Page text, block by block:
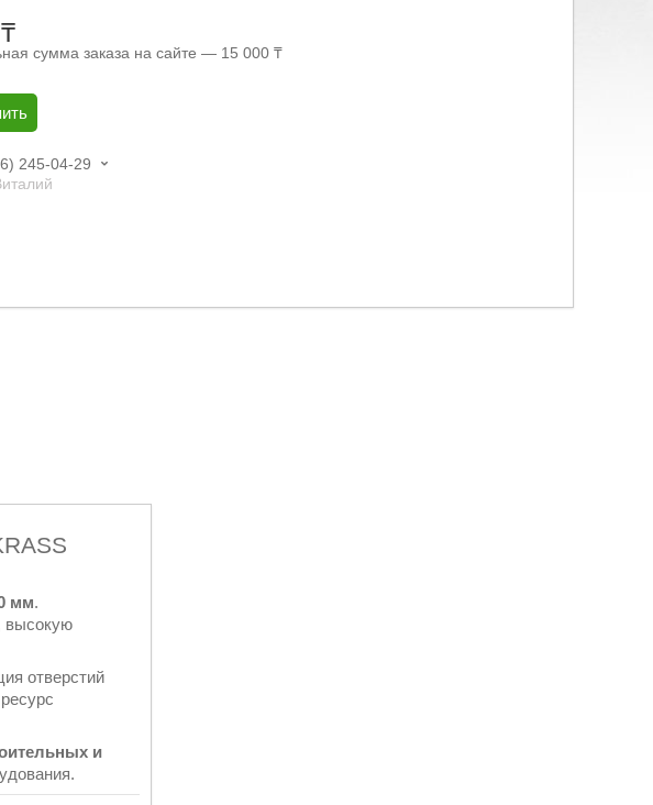
сумма заказа на сайте — 15 000 ₸
245-04-29
мм.
высокую
отверстий
и